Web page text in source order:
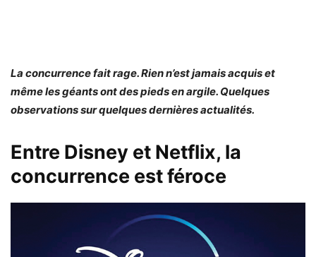
La concurrence fait rage. Rien n’est jamais acquis et
même les géants ont des pieds en argile. Quelques
observations sur quelques dernières actualités.
Entre Disney et Netflix, la
concurrence est féroce